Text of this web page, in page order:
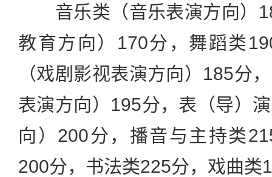
音乐类（音乐表演方向）
教育方向）170分，舞蹈类
（戏剧影视表演方向）185分
表演方向）195分，表（导）
向）200分，播音与主持类
200分，书法类225分，戏曲类